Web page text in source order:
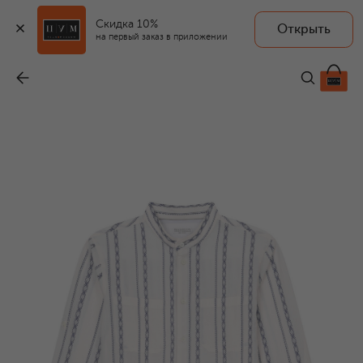
Скидка 10%
на первый заказ в приложении
Открыть
31 350 ₽